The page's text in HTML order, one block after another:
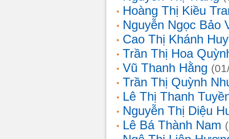
Hoàng Thị Kiều
Nguyễn Ngọc Bảo
Cao Thị Khánh
Trần Thị Hoa
Vũ Thanh Hằng
Trần Thị Quỳnh
Lê Thị Thanh
Nguyễn Thị Diệu
Lê Bá Thành Nam